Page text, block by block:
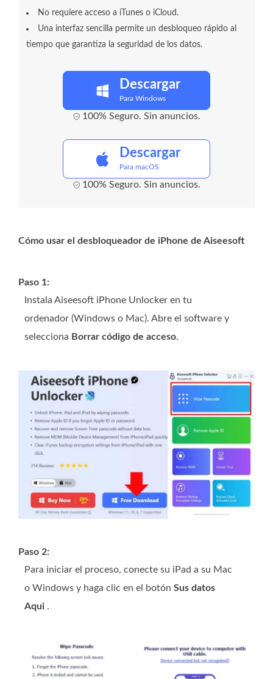
No requiere acceso a iTunes o iCloud.
Una interfaz sencilla permite un desbloqueo rápido al
tiempo que garantiza la seguridad de los datos.
Descargar
Para Windows
100% Seguro. Sin anuncios.
Descargar
Para macOS
100% Seguro. Sin anuncios.
Cómo usar el desbloqueador de iPhone de Aiseesoft
Paso 1:
Instala Aiseesoft iPhone Unlocker en tu
ordenador (Windows o Mac). Abre el software y
selecciona Borrar código de acceso.
Paso 2:
Para iniciar el proceso, conecte su iPad a su Mac
o Windows y haga clic en el botón Sus datos
Aqui .